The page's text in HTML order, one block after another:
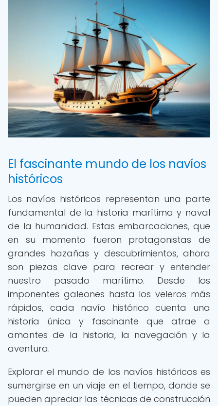
El fascinante mundo de los navíos
históricos
Los navíos históricos representan una parte
fundamental de la historia marítima y naval
de la humanidad. Estas embarcaciones, que
en su momento fueron protagonistas de
grandes hazañas y descubrimientos, ahora
son piezas clave para recrear y entender
nuestro pasado marítimo. Desde los
imponentes galeones hasta los veleros más
rápidos, cada navío histórico cuenta una
historia única y fascinante que atrae a
amantes de la historia, la navegación y la
aventura.
Explorar el mundo de los navíos históricos es
sumergirse en un viaje en el tiempo, donde se
pueden apreciar las técnicas de construcción